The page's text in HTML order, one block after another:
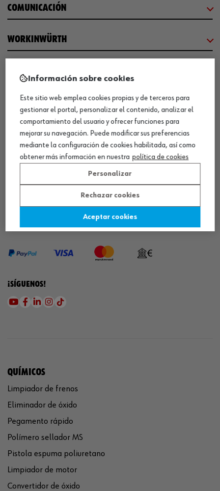
COMUNICACIÓN
WORKINWÜRTH
¡WÜRTH EMPRESA SOLIDARIA!
MÉTODOS DE PAGO
¡SÍGUENOS!
QUÍMICOS
Limpiador de frenos
Eliminador de óxido
Pegamento rápido
Polímero sellador MS
Pistola espuma poliuretano
Limpiador de motor
Convertidor de óxido
Información sobre cookies
Este sitio web emplea cookies propias y de terceros para
gestionar el portal, personalizar el contenido, analizar el
comportamiento del usuario y ofrecer funciones para
mejorar su navegación. Puede modificar sus preferencias
mediante la configuración de cookies habilitada, así como
obtener más información en nuestra política de cookies
Personalizar
Rechazar cookies
Aceptar cookies